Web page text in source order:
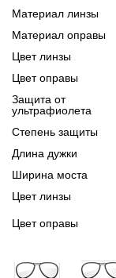
Материал линзы
Материал оправы
Цвет линзы
Цвет оправы
Защита от
ультрафиолета
Степень защиты
Длина дужки
Ширина моста
Цвет линзы
Цвет оправы